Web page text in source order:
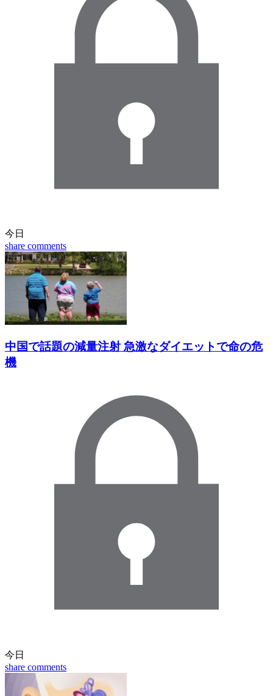
今日
share comments
中国で話題の減量注射 急激なダイエットで命の危
機
今日
share comments